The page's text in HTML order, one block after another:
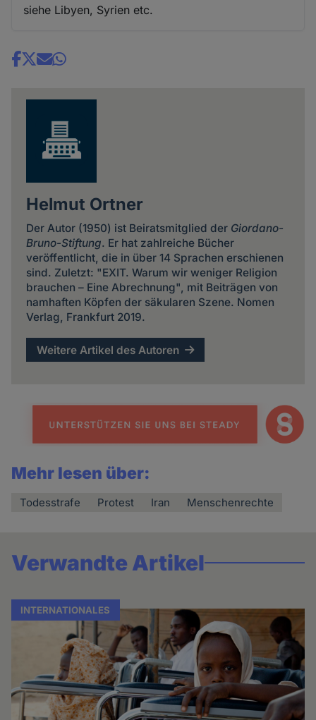
siehe Libyen, Syrien etc.
Share
Helmut Ortner
Der Autor (1950) ist Beiratsmitglied der Giordano-
Bruno-Stiftung. Er hat zahlreiche Bücher
veröffentlicht, die in über 14 Sprachen erschienen
sind. Zuletzt: "EXIT. Warum wir weniger Religion
brauchen – Eine Abrechnung", mit Beiträgen von
namhaften Köpfen der säkularen Szene. Nomen
Verlag, Frankfurt 2019.
Weitere Artikel des Autoren
Mehr lesen über:
Todesstrafe Protest Iran Menschenrechte
Verwandte Artikel
INTERNATIONALES